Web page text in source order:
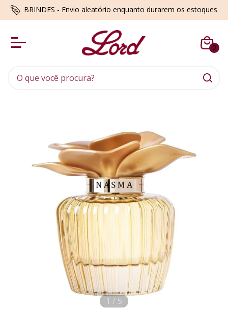
BRINDES - Envio aleatório enquanto durarem os estoques
0
1 / 5